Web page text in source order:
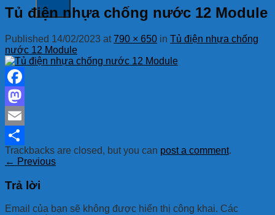
Tủ điện nhựa chống nước 12 Module
Published 14/02/2023 at790 × 650 in Tủ điện nhựa chống
nước 12 Module
Facebook
Mastodon
Email
Share
Trackbacks are closed, but you can post a comment.
← Previous
Trả lời
Email của bạn sẽ không được hiển thị công khai. Các